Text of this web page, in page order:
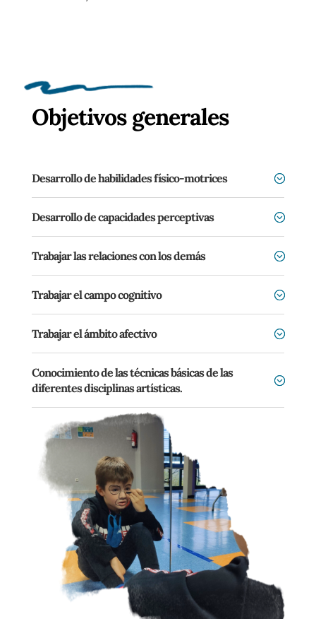
Objetivos generales
Desarrollo de habilidades físico-motrices
Desarrollo de capacidades perceptivas
Trabajar las relaciones con los demás
Trabajar el campo cognitivo
Trabajar el ámbito afectivo
Conocimiento de las técnicas básicas de las
diferentes disciplinas artísticas.